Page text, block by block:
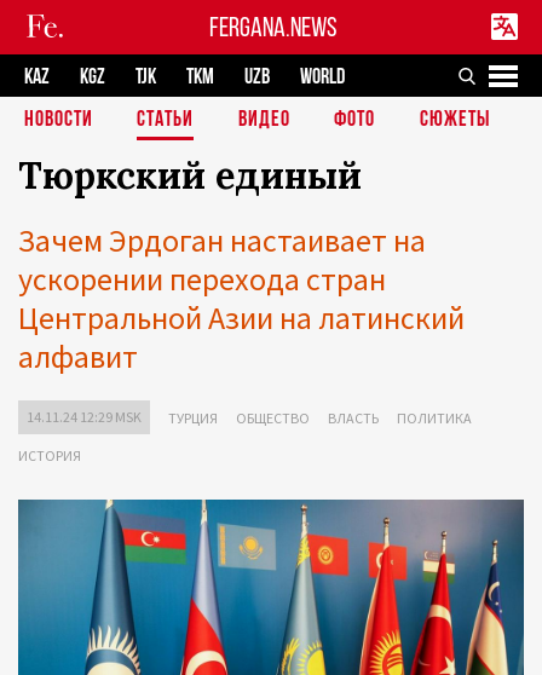
FERGANA.NEWS
KAZ KGZ TJK TKM UZB
WORLD
НОВОСТИ
СТАТЬИ ВИДЕО ФОТО СЮЖЕТЫ
Тюркский единый
Зачем Эрдоган настаивает на
ускорении перехода стран
Центральной Азии на латинский
алфавит
14.11.24 12:29 MSK ТУРЦИЯ ОБЩЕСТВО ВЛАСТЬ ПОЛИТИКА
ИСТОРИЯ